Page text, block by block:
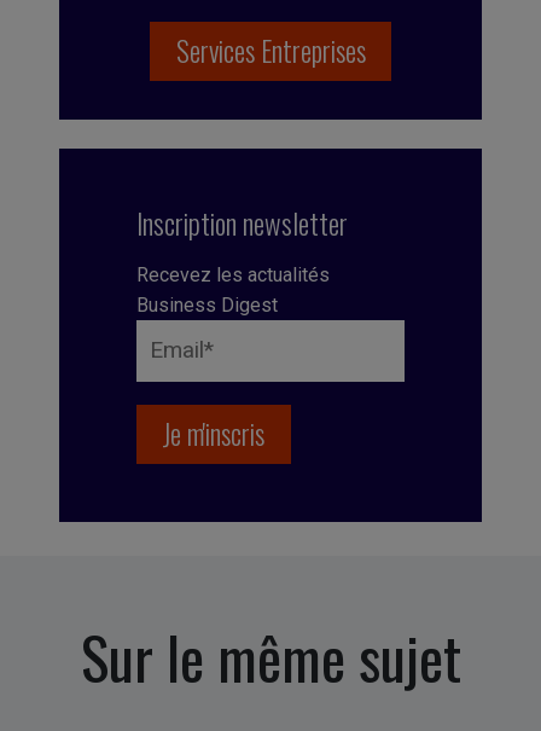
Services Entreprises
Inscription newsletter
Recevez les actualités
Business Digest
Sur le même sujet